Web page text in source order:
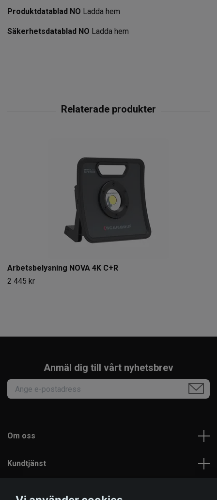
Produktdatablad NO Ladda hem
Säkerhetsdatablad NO Ladda hem
Arbetsbelysning NOVA 4K C+R
2 445 kr
Anmäl dig till vårt nyhetsbrev
Om oss
Kundtjänst